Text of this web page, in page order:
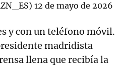
12 de mayo de 2026
y con un teléfono móvil.
madridista
llena que recibía la